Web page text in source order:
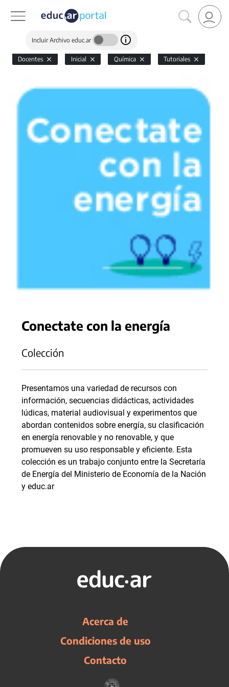
Incluir Archivo educ.ar
Docentes Inicial Química Tutoriales
Conectate con la energía
Colección
Presentamos una variedad de recursos con
información, secuencias didácticas, actividades
lúdicas, material audiovisual y experimentos que
abordan contenidos sobre energía, su clasificación
en energía renovable y no renovable, y que
promueven su uso responsable y eficiente. Esta
colección es un trabajo conjunto entre la Secretaría
de Energía del Ministerio de Economía de la Nación
y educ.ar
Acerca de
Condiciones de uso
Contacto